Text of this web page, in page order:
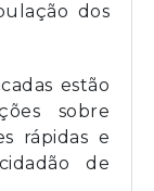
dos
estão
sobre
rápidas e
de